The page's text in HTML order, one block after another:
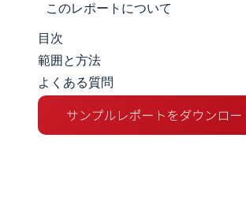
このレポートについて
市場規模とシェア
市場分析
トレンドとインサイト
目次
範囲と方法
よくある質問